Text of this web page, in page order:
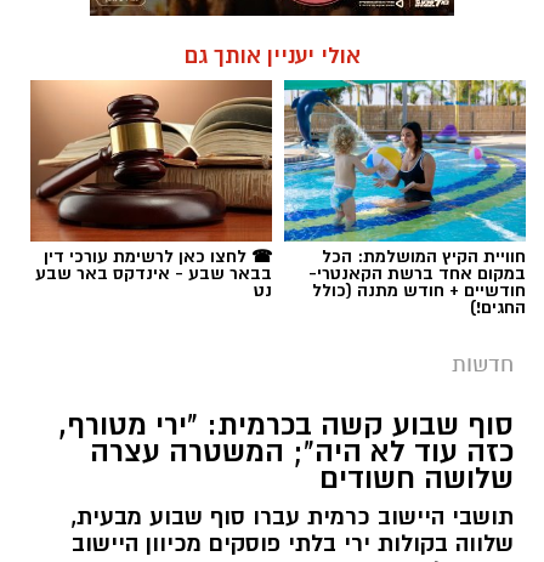
חוויית הקיץ המושלמת: הכל
חודשיים + חודש מתנה (כולל
☎ לחצו כאן לרשימת עורכי דין
נט
חדשות
סוף שבוע קשה בכרמית: "ירי מטורף,
כזה עוד לא היה"; המשטרה עצרה
שלושה חשודים
תושבי היישוב כרמית עברו סוף שבוע מבעית,
שלווה בקולות ירי בלתי פוסקים מכיוון היישוב
גדולים פשטו על המקום ועצרו שלושה חשודים,
אחד מהם לאחר מרדף רגלי דרמטי אל תוך
רותם שרון / 09:07 09.08.26
קרא עוד